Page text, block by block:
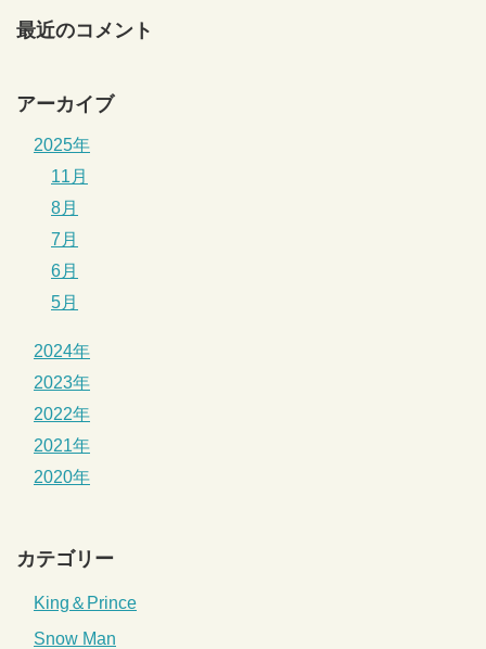
最近のコメント
アーカイブ
2025年
11月
8月
7月
6月
5月
2024年
2023年
2022年
2021年
2020年
カテゴリー
King＆Prince
Snow Man